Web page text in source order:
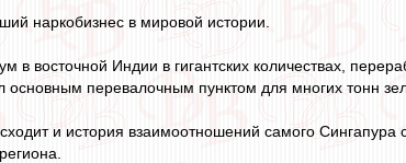
наркобизнес в мировой истории.
в восточной Индии в гигантских количествах,
перевалочным пунктом для многих тонн
и история взаимоотношений самого